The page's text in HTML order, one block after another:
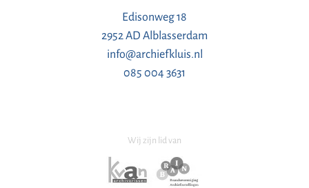
Edisonweg 18
2952 AD Alblasserdam
info@archiefkluis.nl
085 004 3631
Wij zijn lid van